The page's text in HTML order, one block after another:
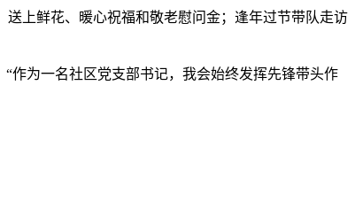
上鲜花、暖心祝福和敬老慰问金；逢年过节带队走访
为一名社区党支部书记，我会始终发挥先锋带头作